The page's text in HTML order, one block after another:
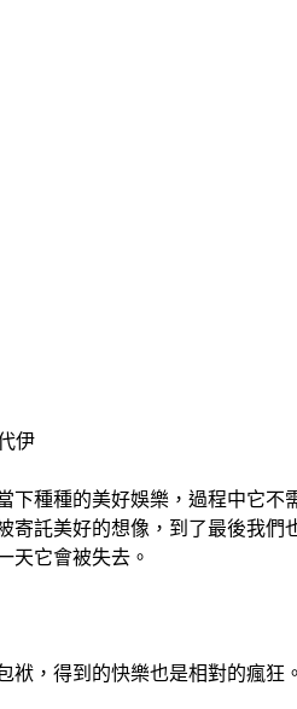
伊
下種種的美好娛樂，過程中它不
託美好的想像，到了最後我們
天它會被失去。
袱，得到的快樂也是相對的瘋狂。